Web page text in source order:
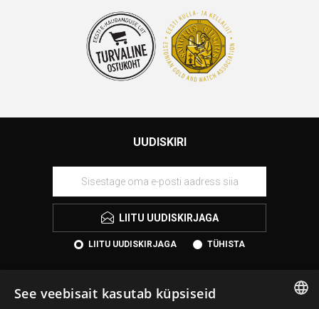
UUDISKIRI
LIITU UUDISKIRJAGA
LIITU UUDISKIRJAGA TÜHISTA
See veebisait kasutab küpsiseid